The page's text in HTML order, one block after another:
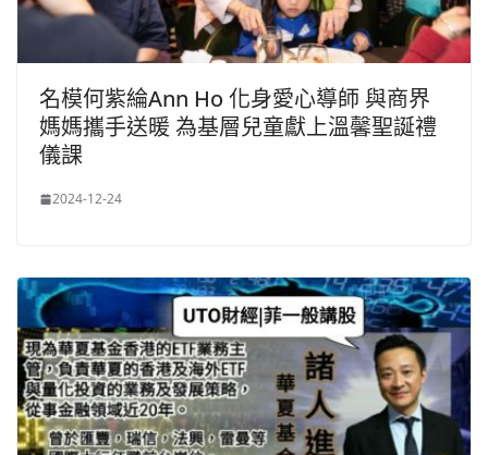
名模何紫綸Ann Ho 化身愛心導師 與商界
媽媽攜手送暖 為基層兒童獻上溫馨聖誕禮
儀課
2024-12-24